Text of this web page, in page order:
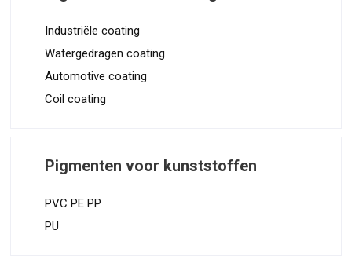
Industriële coating
Watergedragen coating
Automotive coating
Coil coating
Pigmenten voor kunststoffen
PVC PE PP
PU